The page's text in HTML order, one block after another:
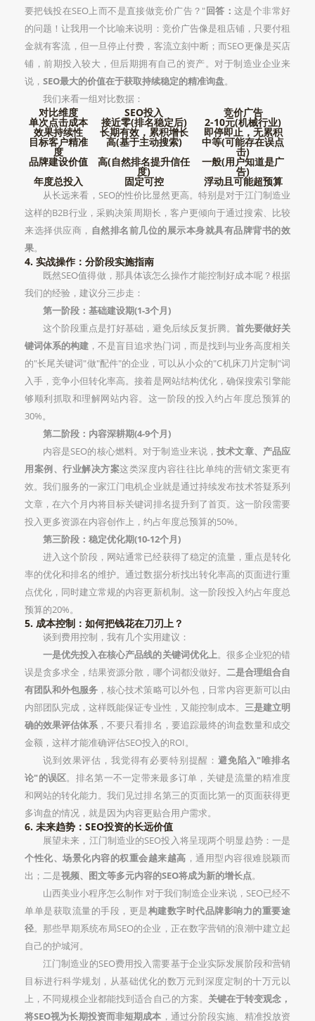
要把钱投在SEO上而不是直接做竞价广告？"回答： 这是个非常好
的问题！让我用一个比喻来说明：竞价广告像是租店铺，只要付租
金就有客流，但一旦停止付费，客流立刻中断；而SEO更像是买店
铺，前期投入较大，但后期拥有自己的资产。对于制造业企业来
说， SEO最大的价值在于获取持续稳定的精准询盘。
我们来看一组对比数据：
对比维度 SEO投入 竞价广告
单次点击成本 接近零(排名稳定后) 2-10元(机械行业)
效果持续性 长期有效，累积增长 即停即止，无累积
目标客户精准
度
高(基于主动搜索) 中等(可能存在误点
击)
品牌建设价值 高(自然排名提升信任
度)
一般(用户知道是广
告)
年度总投入 固定可控 浮动且可能超预算
从长远来看，SEO的性价比显然更高。特别是对于江门制造业
这样的B2B行业，采购决策周期长，客户更倾向于通过搜索、比较
来选择供应商， 自然排名前几位的展示本身就具有品牌背书的效
果。
4. 实战操作：分阶段实施指南
既然SEO值得做，那具体该怎么操作才能控制好成本呢？根据
我们的经验，建议分三步走：
第一阶段：基础建设期(1-3个月)
这个阶段重点是打好基础，避免后续反复折腾。 首先要做好关
键词体系的构建 ，不是盲目追求热门词，而是找到与业务高度相关
的"长尾关键词"做"配件"的企业，可以从小众的"C机床刀片定制"词
入手，竞争小但转化率高。接着是网站结构优化，确保搜索引擎能
够顺利抓取和理解网站内容。这一阶段的投入约占年度总预算的
30%。
第二阶段：内容深耕期(4-9个月)
内容是SEO的核心燃料。对于制造业来说，技术文章、产品应
用案例、行业解决方案这类深度内容往往比单纯的营销文案更有
效。我们服务的一家江门电机企业就是通过持续发布技术答疑系列
文章，在六个月内将目标关键词排名提升到了首页。这一阶段需要
投入更多资源在内容创作上，约占年度总预算的50%。
第三阶段：稳定优化期(10-12个月)
进入这个阶段，网站通常已经获得了稳定的流量，重点是转化
率的优化和排名的维护。通过数据分析找出转化率高的页面进行重
点优化，同时建立常规的内容更新机制。这一阶段投入约占年度总
预算的20%。
5. 成本控制：如何把钱花在刀刃上？
谈到费用控制，我有几个实用建议：
一是优先投入在核心产品线的关键词优化上。很多企业犯的错
误是贪多求全，结果资源分散，哪个词都没做好。 二是合理组合自
有团队和外包服务 ，核心技术策略可以外包，日常内容更新可以由
内部团队完成，这样既能保证专业性，又能控制成本。 三是建立明
确的效果评估体系 ，不要只看排名，要追踪最终的询盘数量和成交
金额，这样才能准确评估SEO投入的ROI。
说到效果评估，我觉得有必要特别提醒：避免陷入"唯排名
论"的误区。排名第一不一定带来最多订单，关键是流量的精准度
和网站的转化能力。我们见过排名第三的页面比第一的页面获得更
多询盘的情况，就是因为内容更贴合用户需求。
6. 未来趋势：SEO投资的长远价值
展望未来，江门制造业的SEO投入将呈现两个明显趋势：一是
个性化、场景化内容的权重会越来越高 ，通用型内容很难脱颖而
出；二是视频、图文等多元内容的SEO将成为新的增长点。
山西美业小程序怎么制作 对于我们制造企业来说，SEO已经不
单单是获取流量的手段，更是构建数字时代品牌影响力的重要途
径。那些早期系统布局SEO的企业，正在数字营销的浪潮中建立起
自己的护城河。
江门制造业的SEO费用投入需要基于企业实际发展阶段和营销
目标进行科学规划，从基础优化的数万元到深度定制的十万元以
上，不同规模企业都能找到适合自己的方案。 关键在于转变观念，
将SEO视为长期投资而非短期成本 ，通过分阶段实施、精准投放资